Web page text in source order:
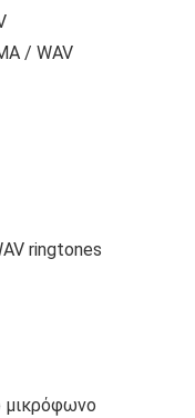
/ WAV
ringtones
μικρόφωνο